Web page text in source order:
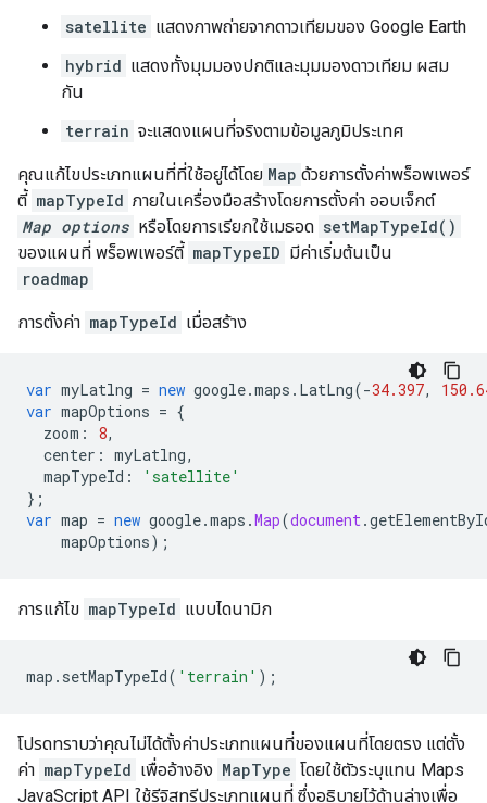
satellite แสดงภาพถ่ายจากดาวเทียมของ Google Earth
hybrid แสดงทั้งมุมมองปกติและมุมมองดาวเทียม ผสม
กัน
terrain จะแสดงแผนที่จริงตามข้อมูลภูมิประเทศ
คุณแก้ไขประเภทแผนที่ที่ใช้อยู่ได้โดย Map ด้วยการตั้งค่าพร็อพเพอร์
ตี้ mapTypeId ภายในเครื่องมือสร้างโดยการตั้งค่า ออบเจ็กต์
Map options หรือโดยการเรียกใช้เมธอด setMapTypeId()
ของแผนที่ พร็อพเพอร์ตี้ mapTypeID มีค่าเริ่มต้นเป็น
roadmap
การตั้งค่า mapTypeId เมื่อสร้าง
var myLatlng = new google.maps . LatLng(-34.397,
var mapOptions = {
zoom : 8,
center : myLatlng,
mapTypeId :
'satellite'
};
var map = new google.maps .Map(document.
mapOptions);
การแก้ไข mapTypeId แบบไดนามิก
map . setMapTypeId( 'terrain' );
โปรดทราบว่าคุณไม่ได้ตั้งค่าประเภทแผนที่ของแผนที่โดยตรง แต่ตั้ง
ค่า mapTypeId เพื่ออ้างอิง MapType โดยใช้ตัวระบุแทน Maps
JavaScript API ใช้รีจิสทรีประเภทแผนที่ ซึ่งอธิบายไว้ด้านล่างเพื่อ